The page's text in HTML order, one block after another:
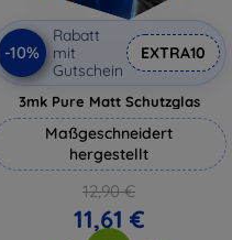
-10%
Rabatt
mit
Gutschein
EXTRA10
3mk Pure Matt Schutzglas
Maßgeschneidert
hergestellt
12,90 €
11,61 €